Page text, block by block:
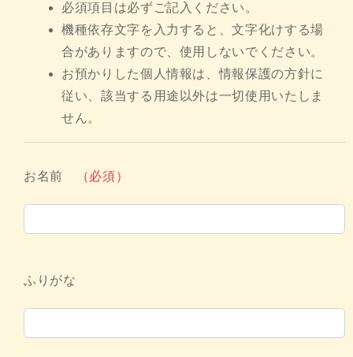
必須項目は必ずご記入ください。
機種依存文字を入力すると、文字化けする場
合がありますので、使用しないでください。
お預かりした個人情報は、情報保護の方針に
従い、該当する用途以外は一切使用いたしま
せん。
お名前 （必須）
ふりがな